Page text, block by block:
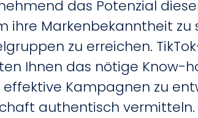
das Potenzial
ihre Markenbekanntheit zu
zu erreichen.
Ihnen das nötige Know-
Kampagnen zu
authentisch vermitteln.